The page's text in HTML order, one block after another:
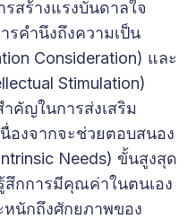
สร้างแรงบันดาลใจ
รคำนึงถึงความเป็น
Consideration) และ
Stimulation)
คัญในการส่งเสริม
องจากจะช่วยตอบสนอง
Needs) ขั้นสูงสุด
กการมีคุณค่าในตนเอง
หนักถึงศักยภาพของ